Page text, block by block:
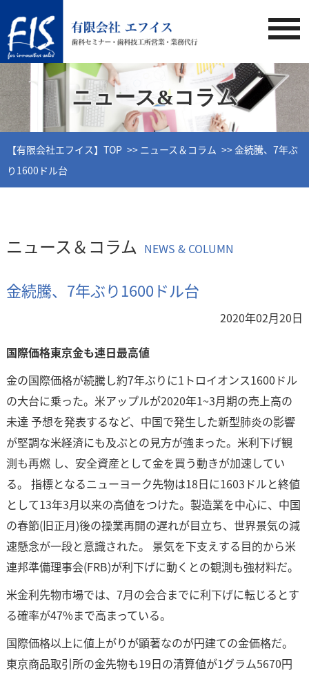
ニュース&コラム
【有限会社エフイス】TOP ニュース＆コラム
金続騰、7年ぶ
り1600ドル台
ニュース＆コラム NEWS & COLUMN
金続騰、7年ぶり1600ドル台
2020年02月20日
国際価格東京金も連日最高値
金の国際価格が続騰し約7年ぶりに1トロイオンス1600ドル
の大台に乗った。米アップルが2020年1~3月期の売上高の
未達 予想を発表するなど、中国で発生した新型肺炎の影響
が堅調な米経済にも及ぶとの見方が強まった。米利下げ観
測も再燃 し、安全資産として金を買う動きが加速してい
る。 指標となるニューヨーク先物は18日に1603ドルと終値
として13年3月以来の高値をつけた。製造業を中心に、中国
の春節(旧正月)後の操業再開の遅れが目立ち、世界景気の減
速懸念が一段と意識された。 景気を下支えする目的から米
連邦準備理事会(FRB)が利下げに動くとの観測も強材料だ。
米金利先物市場では、7月の会合までに利下げに転じるとす
る確率が47%まで高まっている。
国際価格以上に値上がりが顕著なのが円建ての金価格だ。
東京商品取引所の金先物も19日の清算値が1グラム5670円